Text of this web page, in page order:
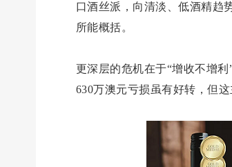
口酒丝派，向清淡、低酒精趋
所能概括。
更深层的危机在于“增收不增
630万澳元亏损虽有好转，但